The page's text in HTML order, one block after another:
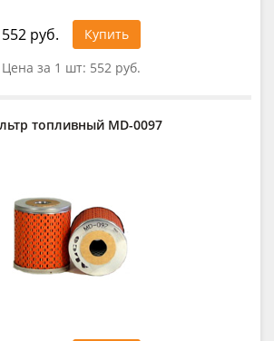
552 руб.
Купить
Цена за 1 шт: 552 руб.
топливный MD-0097